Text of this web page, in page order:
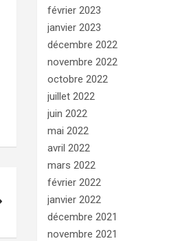
février 2023
janvier 2023
décembre 2022
novembre 2022
octobre 2022
juillet 2022
juin 2022
mai 2022
avril 2022
mars 2022
février 2022
janvier 2022
décembre 2021
novembre 2021